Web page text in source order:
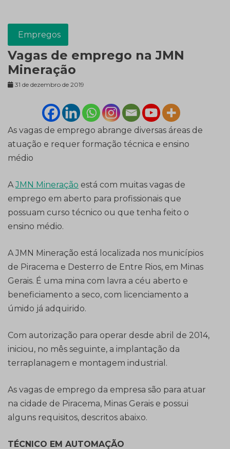
Empregos
Vagas de emprego na JMN
Mineração
31 de dezembro de 2019
As vagas de emprego abrange diversas áreas de
atuação e requer formação técnica e ensino
médio
AJMN Mineração está com muitas vagas de
emprego em aberto para profissionais que
possuam curso técnico ou que tenha feito o
ensino médio.
A JMN Mineração está localizada nos municípios
de Piracema e Desterro de Entre Rios, em Minas
Gerais. É uma mina com lavra a céu aberto e
beneficiamento a seco, com licenciamento a
úmido já adquirido.
Com autorização para operar desde abril de 2014,
iniciou, no mês seguinte, a implantação da
terraplanagem e montagem industrial.
As vagas de emprego da empresa são para atuar
na cidade de Piracema, Minas Gerais e possui
alguns requisitos, descritos abaixo.
TÉCNICO EM AUTOMAÇÃO